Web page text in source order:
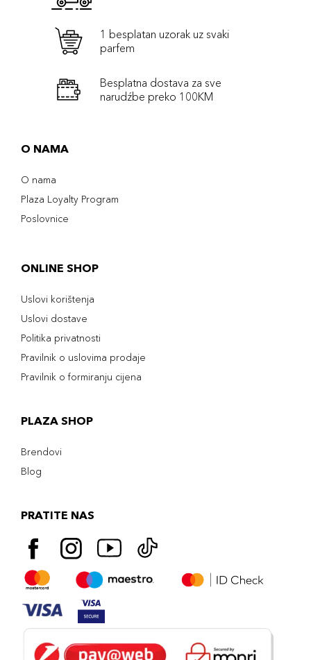
1 besplatan uzorak uz svaki
parfem
Besplatna dostava za sve
narudźbe preko 100KM
O NAMA
O nama
Plaza Loyalty Program
Poslovnice
ONLINE SHOP
Uslovi korištenja
Uslovi dostave
Politika privatnosti
Pravilnik o uslovima prodaje
Pravilnik o formiranju cijena
PLAZA SHOP
Brendovi
Blog
PRATITE NAS